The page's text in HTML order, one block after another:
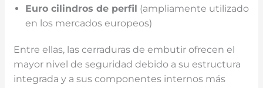
Euro cilindros de perfil (ampliamente utilizado
en los mercados europeos)
Entre ellas, las cerraduras de embutir ofrecen el
mayor nivel de seguridad debido a su estructura
integrada y a sus componentes internos más